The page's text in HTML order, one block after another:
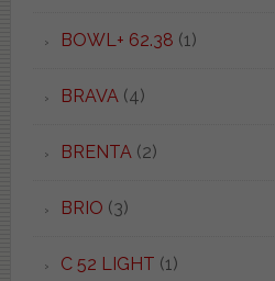
BOWL+ 62.38 (1)
BRAVA(4)
BRENTA(2)
BRIO (3)
C 52 LIGHT (1)